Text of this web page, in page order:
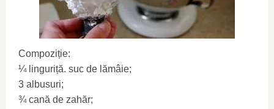
Compoziție:
¼ linguriță. suc de lămâie;
3 albusuri;
¾ cană de zahăr;